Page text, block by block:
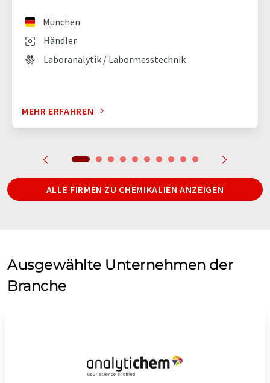
Händler
München
Laboranalytik / Labormesstechnik
MEHR ERFAHREN
ALLE FIRMEN ZU CHEMIKALIEN ANZEIGEN
Ausgewählte Unternehmen der
Branche